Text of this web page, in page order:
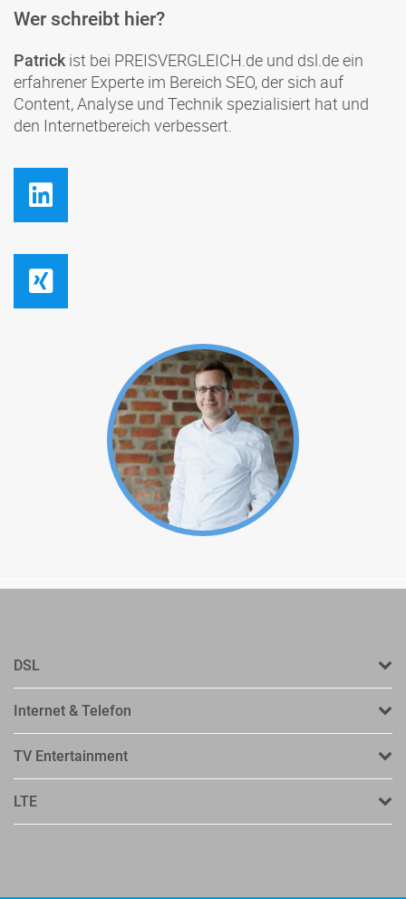
Wer schreibt hier?
Patrick ist bei PREISVERGLEICH.de und dsl.de ein
erfahrener Experte im Bereich SEO, der sich auf
Content, Analyse und Technik spezialisiert hat und
den Internetbereich verbessert.
DSL
Internet & Telefon
TV Entertainment
LTE